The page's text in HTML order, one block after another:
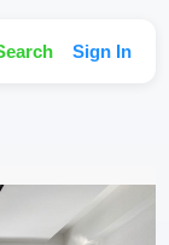
Sign In